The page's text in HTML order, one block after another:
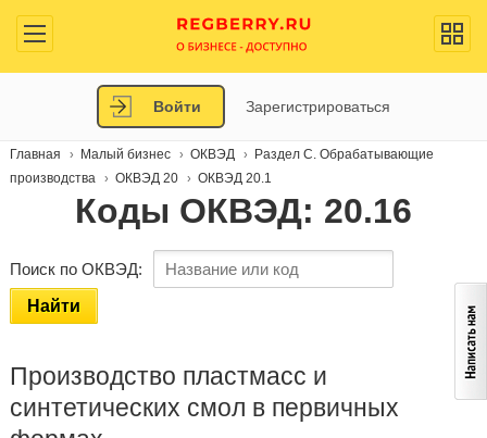
Войти Зарегистрироваться
Главная Малый бизнес ОКВЭД
Раздел C. Обрабатывающие
производства
ОКВЭД 20 ОКВЭД 20.1
Коды ОКВЭД: 20.16
Поиск по ОКВЭД:
Найти
Производство пластмасс и
синтетических смол в первичных